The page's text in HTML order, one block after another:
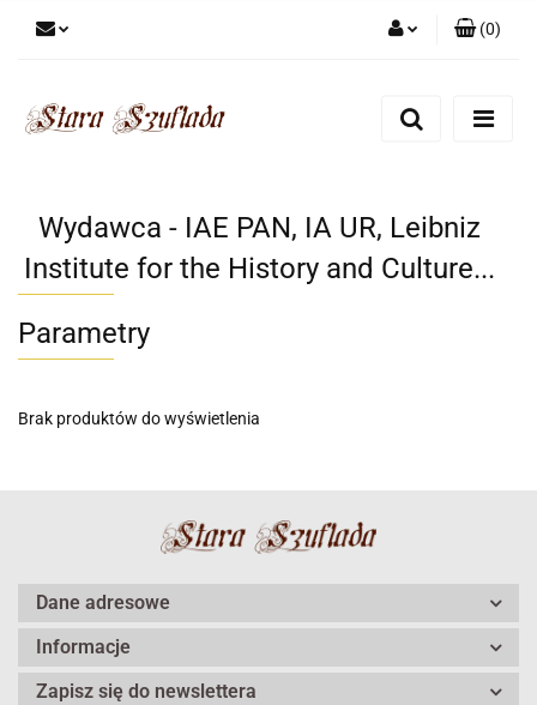
Zarejestruj się
(0)
Wydawca - IAE PAN, IA UR, Leibniz
Institute for the History and Culture...
Parametry
Brak produktów do wyświetlenia
Dane adresowe
Informacje
Zapisz się do newslettera